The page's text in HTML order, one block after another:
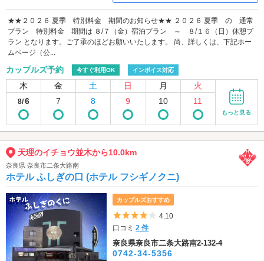
★★２０２６ 夏季 特別料金 期間のお知らせ★★ ２０２６ 夏季 の 通常
プラン 特別料金 期間は ８/７（金）宿泊プラン ～ ８/１６（日）休憩プ
ラン となります。ご了承のほどお願いいたします。 尚、詳しくは、下記ホー
ムページ（公...
カップルズ予約 今すぐ利用OK インボイス対応
木 金 土 日 月 火
8/6 7 8 9 10 11
もっと見る
天理のイチョウ並木から10.0km
奈良県 奈良市二条大路南
ホテル ふしぎの口 (ホテル フシギノクニ)
カップルズおすすめ
5つ星のうち4
4.10
口コミ2 件
奈良県奈良市二条大路南2-132-4
0742-34-5356